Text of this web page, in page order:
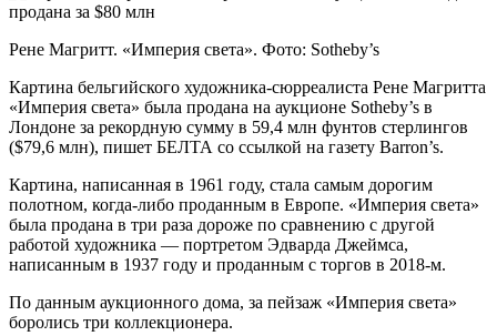
Рене Магритт. «Империя света». Фото: Sotheby’s
Картина бельгийского художника-сюрреалиста Рене Магритта
«Империя света» была продана на аукционе Sotheby’s в
Лондоне за рекордную сумму в 59,4 млн фунтов стерлингов
($79,6 млн), пишет БЕЛТА со ссылкой на газету Barron’s.
Картина, написанная в 1961 году, стала самым дорогим
полотном, когда-либо проданным в Европе. «Империя света»
была продана в три раза дороже по сравнению с другой
работой художника — портретом Эдварда Джеймса,
написанным в 1937 году и проданным с торгов в 2018-м.
По данным аукционного дома, за пейзаж «Империя света»
боролись три коллекционера.